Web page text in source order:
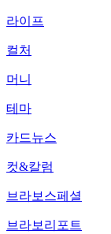
라이프
컬처
머니
테마
카드뉴스
컷&칼럼
브라보스페셜
브라보리포트